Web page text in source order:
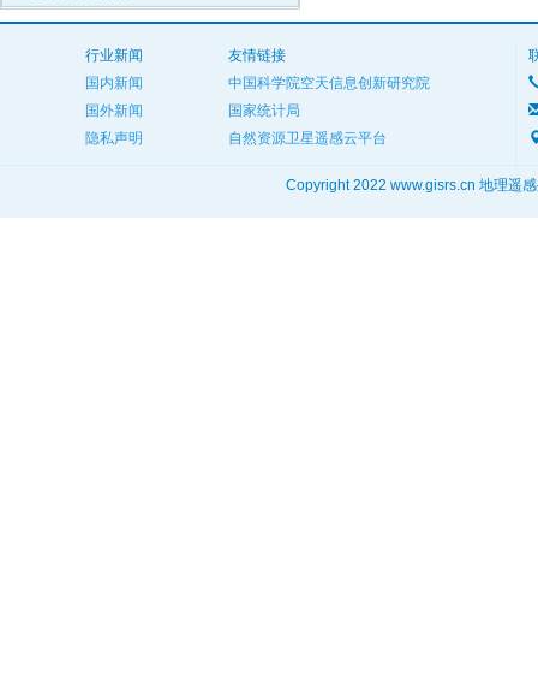
行业新闻
国内新闻
国外新闻
隐私声明
友情链接
中国科学院空天信息创新研究院
国家统计局
自然资源卫星遥感云平台
Copyright 2022 www.gisrs.cn 地理遥